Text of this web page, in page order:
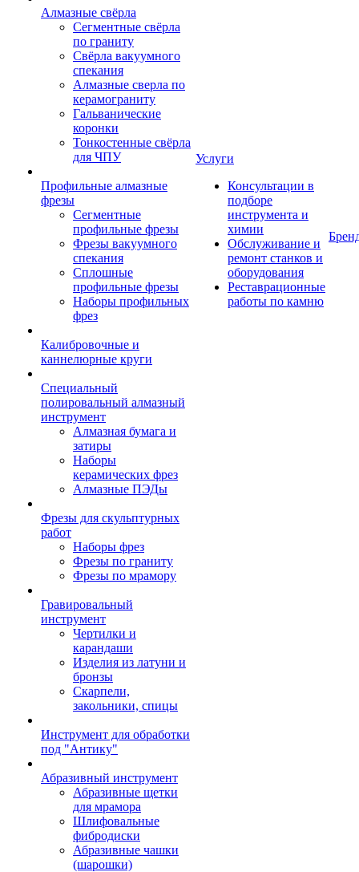
Алмазные свёрла
Сегментные свёрла
по граниту
Свёрла вакуумного
спекания
Алмазные сверла по
керамограниту
Гальванические
коронки
Тонкостенные свёрла
для ЧПУ
Профильные алмазные
фрезы
Сегментные
профильные фрезы
Фрезы вакуумного
спекания
Сплошные
профильные фрезы
Наборы профильных
фрез
Калибровочные и
каннелюрные круги
Специальный
полировальный алмазный
инструмент
Алмазная бумага и
затиры
Наборы
керамических фрез
Алмазные ПЭДы
Фрезы для скульптурных
работ
Наборы фрез
Фрезы по граниту
Фрезы по мрамору
Гравировальный
инструмент
Чертилки и
карандаши
Изделия из латуни и
бронзы
Скарпели,
закольники, спицы
Инструмент для обработки
под "Антику"
Абразивный инструмент
Абразивные щетки
для мрамора
Шлифовальные
фибродиски
Абразивные чашки
(шарошки)
Услуги
Консультации в
подборе
инструмента и
химии
Обслуживание и
ремонт станков и
оборудования
Реставрационные
работы по камню